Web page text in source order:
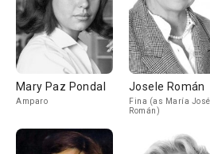
Mary Paz Pondal
Amparo
Josele Román
Fina (as María José
Román)